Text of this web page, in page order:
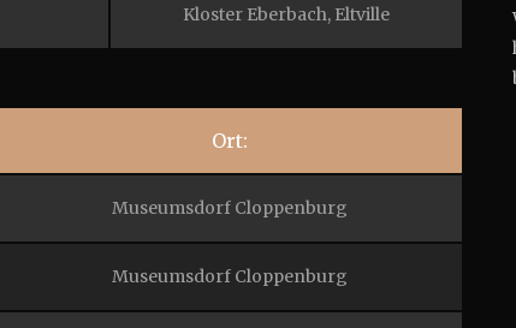
Kloster Eberbach, Eltville
Ort:
Museumsdorf Cloppenburg
Museumsdorf Cloppenburg